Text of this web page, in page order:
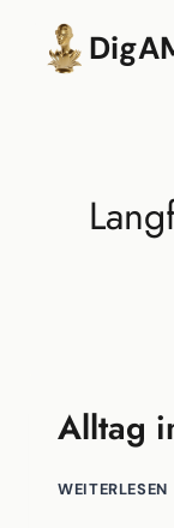
springen
Alltag
WEITERLESEN